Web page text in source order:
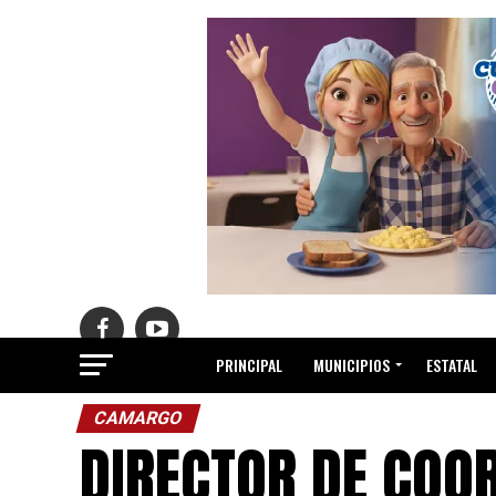
PRINCIPAL MUNICIPIOS ESTATAL
CAMARGO
DIRECTOR DE